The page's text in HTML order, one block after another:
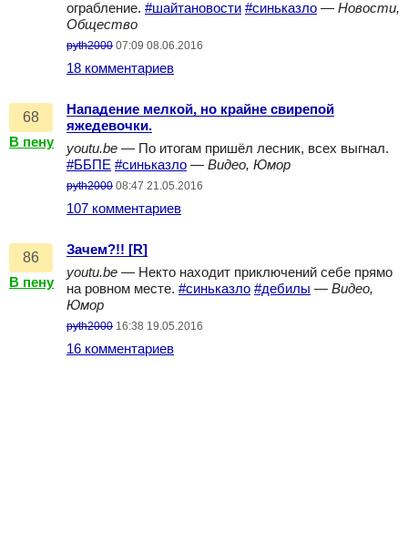
ограбление. #шайтановости #синьказло — Новости,
Общество
pyth2000 07:09 08.06.2016
18 комментариев
68
В пену
Нападение мелкой, но крайне свирепой
яжедевочки.
youtu.be — По итогам пришёл лесник, всех выгнал.
#ББПЕ #синьказло — Видео, Юмор
pyth2000 08:47 21.05.2016
107 комментариев
86
В пену
Зачем?!! [R]
youtu.be — Некто находит приключений себе прямо
на ровном месте. #синьказло #дебилы — Видео,
Юмор
pyth2000 16:38 19.05.2016
16 комментариев